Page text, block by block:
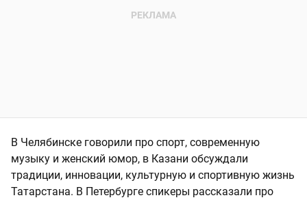
В Челябинске говорили про спорт, современную
музыку и женский юмор, в Казани обсуждали
традиции, инновации, культурную и спортивную жизнь
Татарстана. В Петербурге спикеры рассказали про